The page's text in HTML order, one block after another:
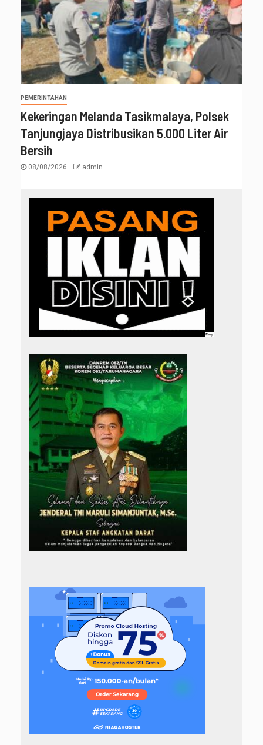
PEMERINTAHAN
Kekeringan Melanda Tasikmalaya, Polsek
Tanjungjaya Distribusikan 5.000 Liter Air
Bersih
08/08/2026 admin